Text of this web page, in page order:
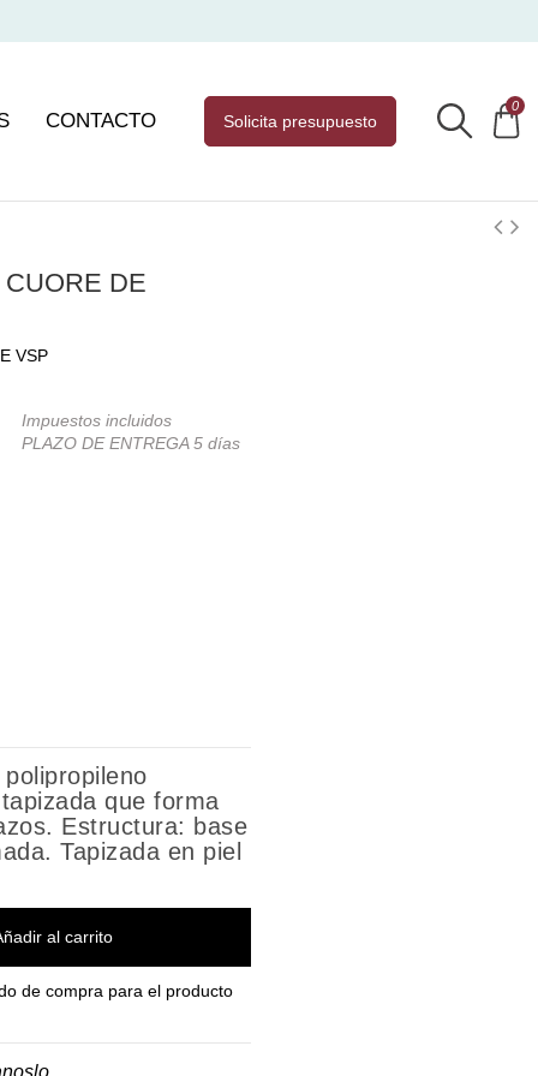
CONTACTO solicita presupuesto
0
DE
VSP
Impuestos incluidos
PLAZO DE ENTREGA 5 días
que forma
Estructura: base
Tapizada en piel
al carrito
de compra para el producto